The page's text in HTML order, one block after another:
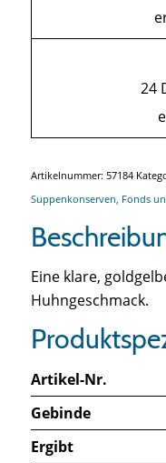
24
Artikelnummer: 57184
Suppenkonserven, Fonds
Eine klare,
Huhngeschmack.
Artikel-Nr.
Gebinde
Ergibt